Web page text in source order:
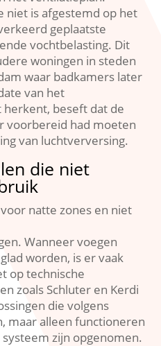
niet is afgestemd op het
geplaatste
vochtbelasting.​ Dit
woningen in steden
waar badkamers later
van het
beseft dat de
voorbereid had moeten
van luchtverversing.​
die niet
natte zones en niet
Wanneer voegen
worden, is er vaak
op technische
zoals Schluter en Kerdi
die volgens
maar alleen functioneren
zijn opgenomen.​